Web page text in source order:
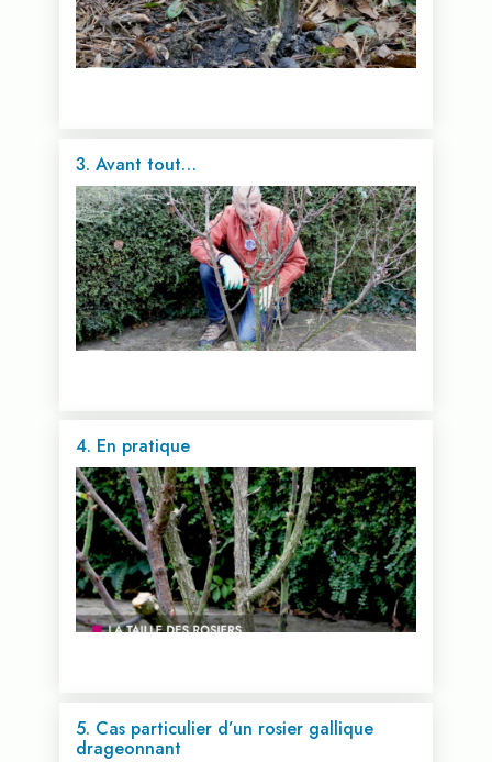
Voir cette vidéo...
3. Avant tout…
Voir cette vidéo...
4. En pratique
5. Cas particulier d’un rosier gallique
drageonnant